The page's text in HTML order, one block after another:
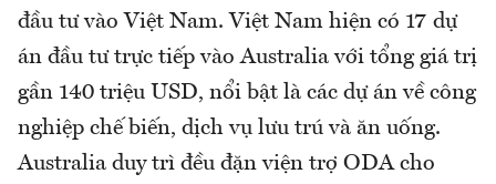
đầu tư vào Việt Nam. Việt Nam hiện có 17 dự
án đầu tư trực tiếp vào Australia với tổng giá trị
gần 140 triệu USD, nổi bật là các dự án về công
nghiệp chế biến, dịch vụ lưu trú và ăn uống.
Australia duy trì đều đặn viện trợ ODA cho